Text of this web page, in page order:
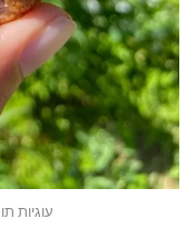
עוגיות